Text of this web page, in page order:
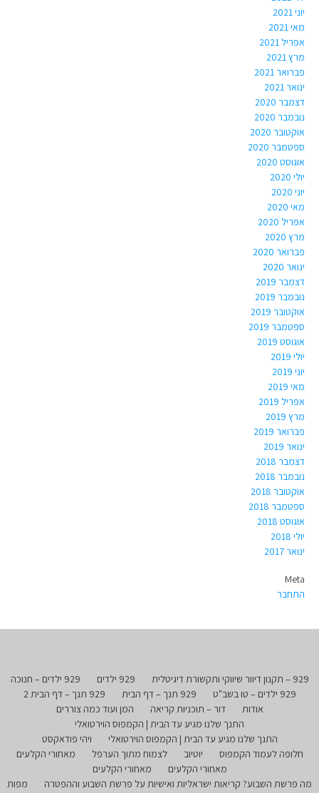
יוני 2021
מאי 2021
אפריל 2021
מרץ 2021
פברואר 2021
ינואר 2021
דצמבר 2020
נובמבר 2020
אוקטובר 2020
ספטמבר 2020
אוגוסט 2020
יולי 2020
יוני 2020
מאי 2020
אפריל 2020
מרץ 2020
פברואר 2020
ינואר 2020
דצמבר 2019
נובמבר 2019
אוקטובר 2019
ספטמבר 2019
אוגוסט 2019
יולי 2019
יוני 2019
מאי 2019
אפריל 2019
מרץ 2019
פברואר 2019
ינואר 2019
דצמבר 2018
נובמבר 2018
אוקטובר 2018
ספטמבר 2018
אוגוסט 2018
יולי 2018
ינואר 2017
Meta
התחבר
929 – תקנון דיוור שיווקי ותקשורת דיגיטלית 929 ילדים
929 ילדים – חנוכה
929 ילדים – טו בשב"ט
929 תנך – דף הבית
929 תנך – דף הבית 2
אודות
דור – תוכניות קריאה
המן ועוד כמה צוררים
התנך שלנו מגיע עד הבית | הקמפוס הוירטואלי
התנך שלנו מגיע עד הבית | הקמפוס הוירטואלי
ויהי פודאקסט
חלופה לעמוד הקמפוס
יוטיוב לצמוח מתוך הערפל
מאחורי הקלעים
מאחורי הקלעים
מאחורי הקלעים
מה פרשת השבוע? קריאות ישראליות ואישיות על פרשת השבוע וההפטרה
מפות